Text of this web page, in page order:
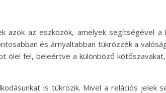
azok az eszközök, amelyek segítségével a
és árnyaltabban tükrözzék a
ölel fel, beleértve a különböző
is tükrözik. Mivel a relációs jelek